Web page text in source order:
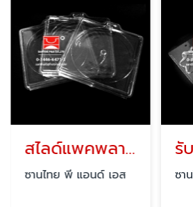
สไลด์แพคพลาสติก ทรงกลม
ซานไทย พี แอนด์ เอส ซา